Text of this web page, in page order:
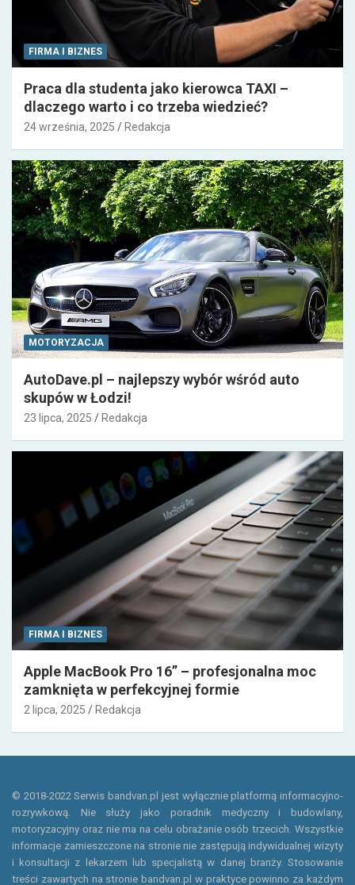
FIRMA I BIZNES
Praca dla studenta jako kierowca TAXI –
dlaczego warto i co trzeba wiedzieć?
24 września, 2025 Redakcja
MOTORYZACJA
AutoDave.pl – najlepszy wybór wśród auto
skupów w Łodzi!
23 lipca, 2025 Redakcja
FIRMA I BIZNES
Apple MacBook Pro 16” – profesjonalna moc
zamknięta w perfekcyjnej formie
2 lipca, 2025 Redakcja
© 2018-2022 Serwis bandvan.pl jest wyłącznie platformą informacyjno-
rozrywkową. Nie służy jako poradnik medyczny i budowlany,
motoryzacyjny oraz nie ma na celu obrażanie osób trzecich. Wszystkie
informacje zamieszczone na stronie nie zastępują indywidualnej wizyty
i konsultacji z lekarzem lub specjalistą w danej branży. Stosowanie
treści zawartych na stronie bandvan.pl w praktyce powinno za każdym